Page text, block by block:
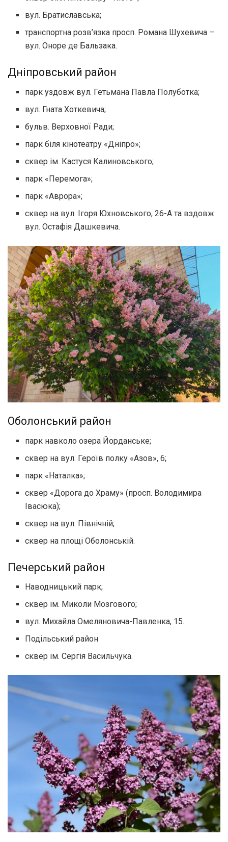
вул. Братиславська;
транспортна розв’язка просп. Романа Шухевича –
вул. Оноре де Бальзака.
Дніпровський район
парк уздовж вул. Гетьмана Павла Полуботка;
вул. Гната Хоткевича;
бульв. Верховної Ради;
парк біля кінотеатру «Дніпро»;
сквер ім. Кастуся Калиновського;
парк «Перемога»;
парк «Аврора»;
сквер на вул. Ігоря Юхновського, 26-А та вздовж
вул. Остафія Дашкевича.
Оболонський район
парк навколо озера Йорданське;
сквер на вул. Героїв полку «Азов», 6;
парк «Наталка»;
сквер «Дорога до Храму» (просп. Володимира
Івасюка);
сквер на вул. Північній;
сквер на площі Оболонській.
Печерський район
Наводницький парк;
сквер ім. Миколи Мозгового;
вул. Михайла Омеляновича-Павленка, 15.
Подільський район
сквер ім. Сергія Васильчука.